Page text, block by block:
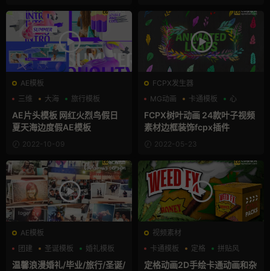
AE模板
三维
大海 旅行模板
AE片头模板 网红火烈鸟假日
夏天海边度假AE模板
2022-10-09
FCPX发生器
MG动画
卡通模板 心
FCPX树叶动画 24款叶子视频
素材边框装饰fcpx插件
2022-05-23
AE模板
团建
圣诞模板 婚礼模板
温馨浪漫婚礼/毕业/旅行/圣诞/
视频素材
卡通模板
定格 拼贴风
定格动画2D手绘卡通动画和杂